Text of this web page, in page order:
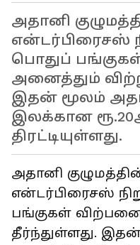
அதானி
என்டர்பிரைசஸ்
பொதுப்
அனைத்தும்
இதன் மூலம்
இலக்கான
திரட்டியுள்ளது.
அதானி
என்டர்பிரைசஸ்
பங்குகள்
தீர்ந்துள்ளது.